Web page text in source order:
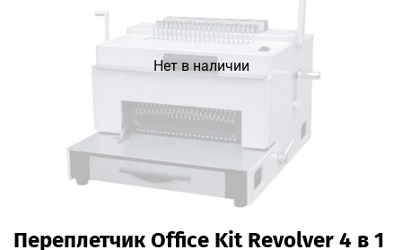
Нет в наличии
Переплетчик Office Kit Revolver 4 в 1